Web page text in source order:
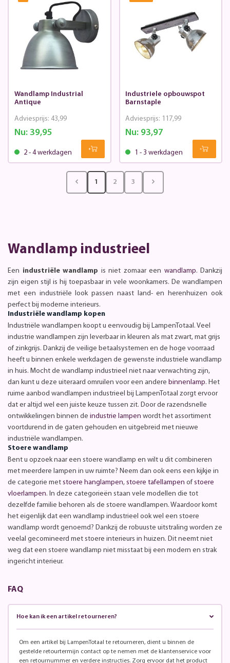
Wandlamp Industrial
Antique
Nu:39,95
Adviesprijs: 43,99
2 - 4 werkdagen
Industriele opbouwspot
Barnstaple
Nu: 93,97
Adviesprijs: 117,99
1 - 3 werkdagen
1 2 3
Wandlamp industrieel
Een industriële wandlamp is niet zomaar een wandlamp. Dankzij
zijn eigen stijl is hij toepasbaar in vele woonkamers. De wandlampen
met een industriële look passen naast land- en herenhuizen ook
perfect bij moderne interieurs.
Industriële wandlamp kopen
Industriële wandlampen koopt u eenvoudig bij LampenTotaal. Veel
industrie wandlampen zijn leverbaar in kleuren als mat zwart, mat grijs
of zinkgrijs. Dankzij de veilige betaalsystemen en de hoge voorraad
heeft u binnen enkele werkdagen de gewenste industriele wandlamp
in huis. Mocht de wandlamp industrieel niet naar verwachting zijn,
dan kunt u deze uiteraard omruilen voor een andere binnenlamp. Het
ruime aanbod wandlampen industrieel bij LampenTotaal zorgt ervoor
dat er altijd wel een juiste keuze tussen zit. Door de razendsnelle
ontwikkelingen binnen de industrie lampen wordt het assortiment
voortdurend in de gaten gehouden en uitgebreid met nieuwe
industriële wandlampen.
Stoere wandlamp
Bent u opzoek naar een stoere wandlamp en wilt u dit combineren
met meerdere lampen in uw ruimte? Neem dan ook eens een kijkje in
de categorie met stoere hanglampen, stoere tafellampen ofstoere
vloerlampen. In deze categorieën staan vele modellen die tot
dezelfde familie behoren als de stoere wandlampen. Waardoor komt
het eigenlijk dat een wandlamp industrieel ook wel een stoere
wandlamp wordt genoemd? Dankzij de robuuste uitstraling worden ze
veelal gecomineerd met stoere interieurs in huizen. Dit neemt niet
weg dat een stoere wandlamp niet misstaat bij een modern en strak
ingericht interieur.
FAQ
Hoe kan ik een artikel retourneren?
Om een artikel bij LampenTotaal te retourneren, dient u binnen de
gestelde retourtermijn contact op te nemen met de klantenservice voor
een retournummer en verdere instructies. Zorg ervoor dat het product